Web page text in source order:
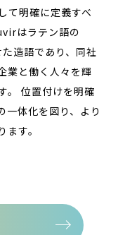
て明確に定義すべ
はラテン語の
造語であり、同社
業と働く人々を輝
。 位置付けを明確
一体化を図り、より
す。